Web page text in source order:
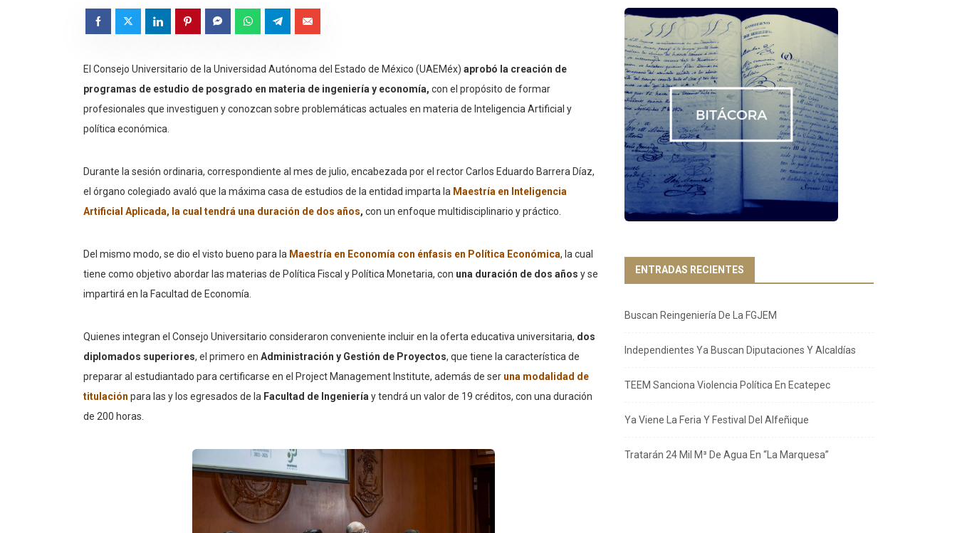
El Consejo Universitario de la Universidad Autónoma del Estado de México (UAEMéx) aprobó la creación de
programas de estudio de posgrado en materia de ingeniería y economía, con el propósito de formar
profesionales que investiguen y conozcan sobre problemáticas actuales en materia de Inteligencia Artificial y
política económica.
Durante la sesión ordinaria, correspondiente al mes de julio, encabezada por el rector Carlos Eduardo Barrera Díaz,
el órgano colegiado avaló que la máxima casa de estudios de la entidad imparta la Maestría en Inteligencia
Artificial Aplicada, la cual tendrá una duración de dos años, con un enfoque multidisciplinario y práctico.
Del mismo modo, se dio el visto bueno para la Maestría en Economía con énfasis en Política Económica, la cual
tiene como objetivo abordar las materias de Política Fiscal y Política Monetaria, con una duración de dos años y se
impartirá en la Facultad de Economía.
Quienes integran el Consejo Universitario consideraron conveniente incluir en la oferta educativa universitaria, dos
diplomados superiores, el primero en Administración y Gestión de Proyectos, que tiene la característica de
preparar al estudiantado para certificarse en el Project Management Institute, además de ser una modalidad de
titulación para las y los egresados de la Facultad de Ingeniería y tendrá un valor de 19 créditos, con una duración
de 200 horas.
ENTRADAS RECIENTES
Buscan Reingeniería De La FGJEM
Independientes Ya Buscan Diputaciones Y Alcaldías
TEEM Sanciona Violencia Política En Ecatepec
Ya Viene La Feria Y Festival Del Alfeñique
Tratarán 24 Mil M³ De Agua En “La Marquesa”